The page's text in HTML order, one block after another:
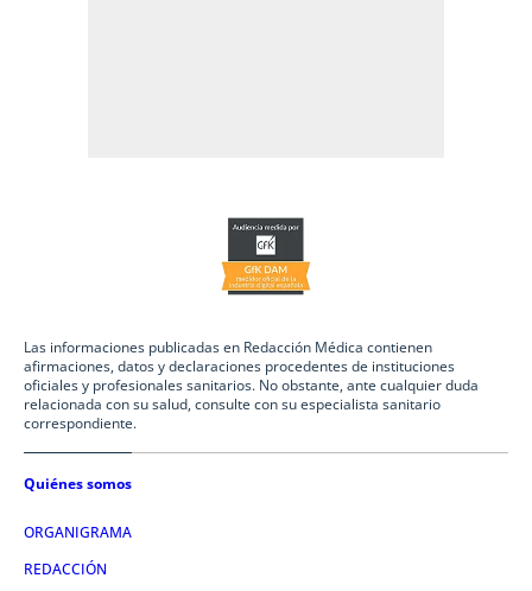
Las informaciones publicadas en Redacción Médica contienen
afirmaciones, datos y declaraciones procedentes de instituciones
oficiales y profesionales sanitarios. No obstante, ante cualquier duda
relacionada con su salud, consulte con su especialista sanitario
correspondiente.
Quiénes somos
ORGANIGRAMA
REDACCIÓN